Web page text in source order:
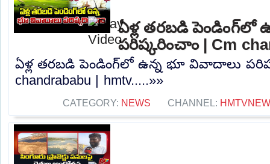
ఏళ్ల తరబడి పెండింగ్‌లో
పరిష్కరించాం | Cm
ఏళ్ల తరబడి పెండింగ్‌లో ఉన్న భూ వివాదాలు
chandrababu | hmtv.....»»
CATEGORY: NEWS CHANNEL: